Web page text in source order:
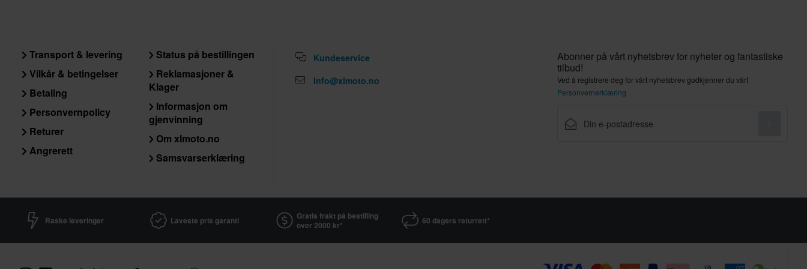
Transport & levering
Vilkår & betingelser
Betaling
Personvernpolicy
Returer
Angrerett
Status på bestillingen
Reklamasjoner &
Klager
Informasjon om
gjenvinning
Om xlmoto.no
Samsvarserklæring
Kundeservice
Info@xlmoto.no
Abonner på vårt nyhetsbrev for nyheter og fantastiske
tilbud!
Ved å registrere deg for vårt nyhetsbrev godkjenner du vårt
Personvernerklæring
Raske leveringer Laveste pris garanti
Gratis frakt på bestilling
over 2000 kr*
60 dagers returrett*